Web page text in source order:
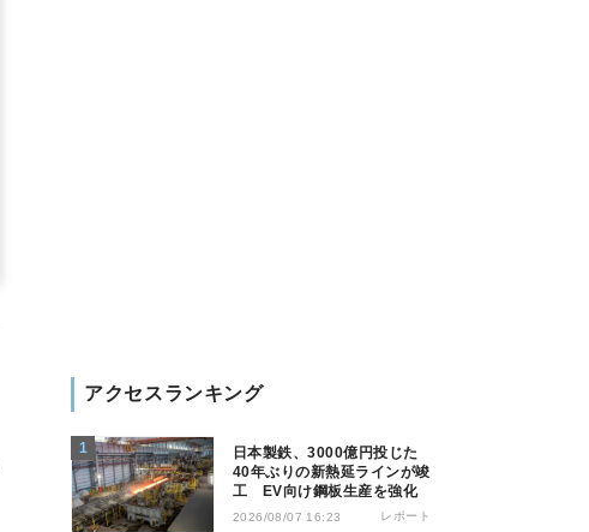
アクセスランキング
日本製鉄、3000億円投じた
40年ぶりの新熱延ラインが竣
工 EV向け鋼板生産を強化
2026/08/07 16:23 レポート